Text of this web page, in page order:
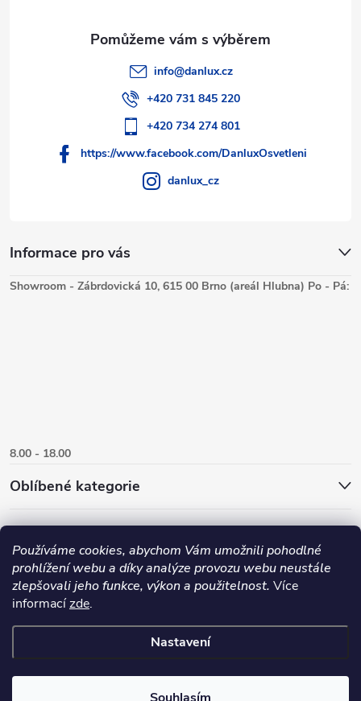
Používáme cookies, abychom Vám umožnili pohodlné
prohlížení webu a díky analýze provozu webu neustále
zlepšovali jeho funkce, výkon a použitelnost. Více
informacízde.
Nastavení
Informace pro vás
info@danlux.cz
+420 731 845 220
+420 734 274 801
https://www.facebook.com/DanluxOsvetleni
danlux_cz
Showroom - Zábrdovická 10, 615 00 Brno (areál Hlubna) Po - Pá:
8.00 - 18.00
Oblíbené kategorie
Copyright 2026
cookies